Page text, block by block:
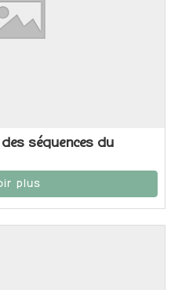
séquences du
plus